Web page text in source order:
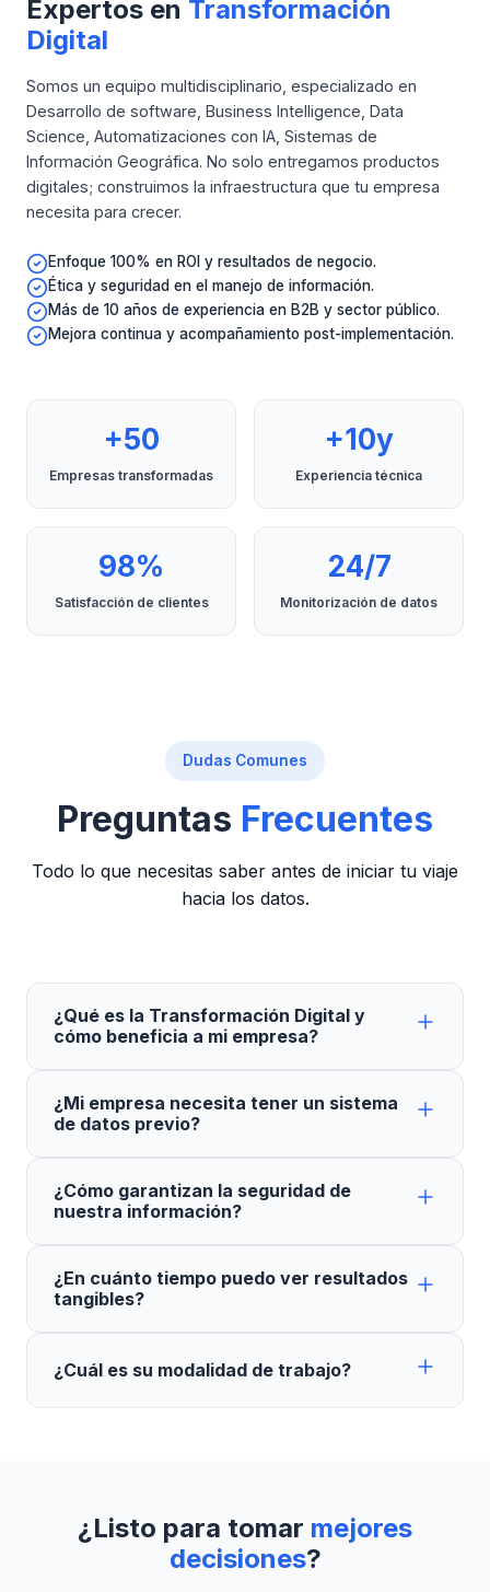
Expertos en Transformación
Digital
Somos un equipo multidisciplinario, especializado en
Desarrollo de software, Business Intelligence, Data
Science, Automatizaciones con IA, Sistemas de
Información Geográfica. No solo entregamos productos
digitales; construimos la infraestructura que tu empresa
necesita para crecer.
Enfoque 100% en ROI y resultados de negocio.
Ética y seguridad en el manejo de información.
Más de 10 años de experiencia en B2B y sector público.
Mejora continua y acompañamiento post-implementación.
+50
Empresas transformadas
+10y
Experiencia técnica
98%
Satisfacción de clientes
24/7
Monitorización de datos
Dudas Comunes
Preguntas Frecuentes
Todo lo que necesitas saber antes de iniciar tu viaje
hacia los datos.
¿Qué es la Transformación Digital y
cómo beneficia a mi empresa?
¿Mi empresa necesita tener un sistema
de datos previo?
¿Cómo garantizan la seguridad de
nuestra información?
¿En cuánto tiempo puedo ver resultados
tangibles?
¿Cuál es su modalidad de trabajo?
¿Listo para tomar mejores
decisiones?